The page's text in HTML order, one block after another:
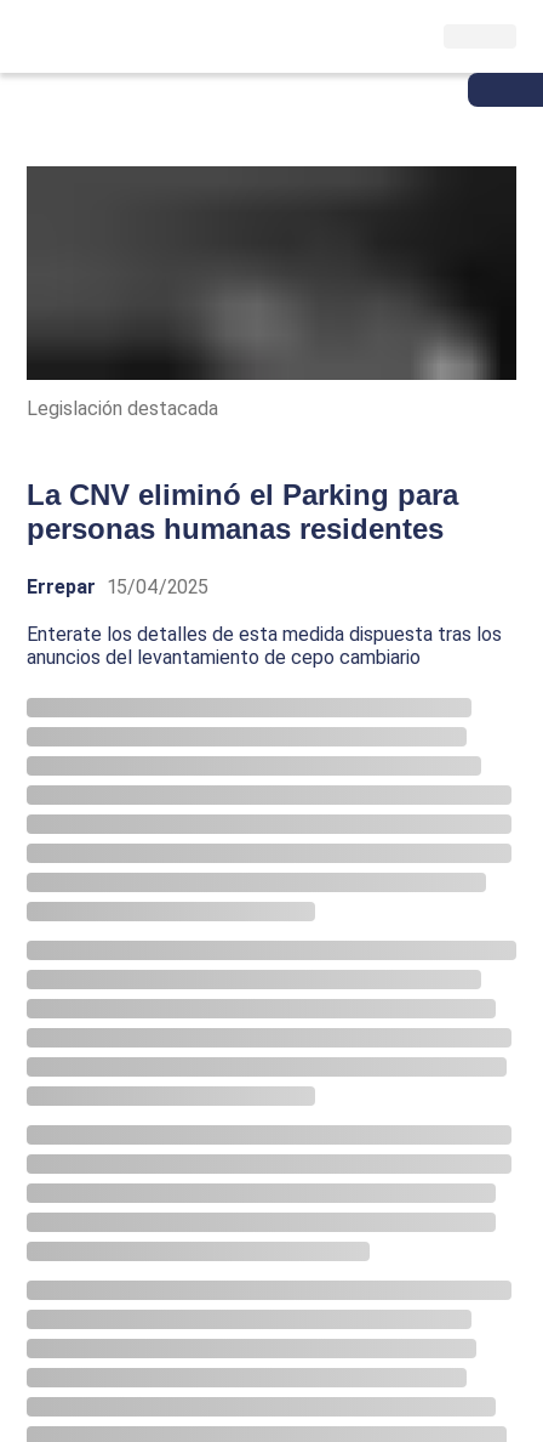
Legislación destacada
La CNV eliminó el Parking para
personas humanas residentes
Errepar 15/04/2025
Enterate los detalles de esta medida dispuesta tras los
anuncios del levantamiento de cepo cambiario